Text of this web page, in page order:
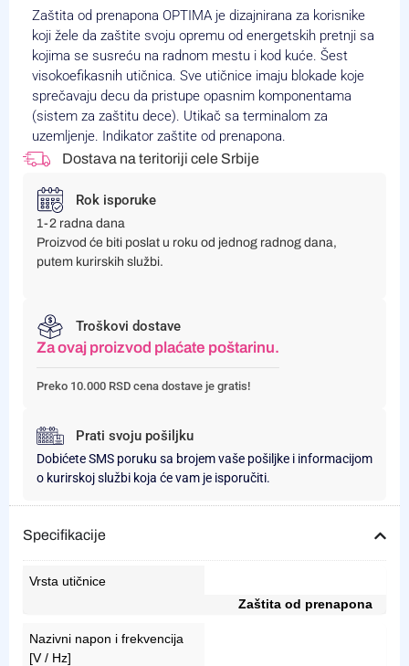
Zaštita od prenapona OPTIMA je dizajnirana za korisnike
koji žele da zaštite svoju opremu od energetskih pretnji sa
kojima se susreću na radnom mestu i kod kuće. Šest
visokoefikasnih utičnica. Sve utičnice imaju blokade koje
sprečavaju decu da pristupe opasnim komponentama
(sistem za zaštitu dece). Utikač sa terminalom za
uzemljenje. Indikator zaštite od prenapona.
Dostava na teritoriji cele Srbije
Rok isporuke
1-2 radna dana
Proizvod će biti poslat u roku od jednog radnog dana,
putem kurirskih službi.
Troškovi dostave
Za ovaj proizvod plaćate poštarinu.
Preko 10.000 RSD cena dostave je gratis!
Prati svoju pošiljku
Dobićete SMS poruku sa brojem vaše pošiljke i informacijom
o kurirskoj službi koja će vam je isporučiti.
Specifikacije
Vrsta utičnice
Zaštita od prenapona
Nazivni napon i frekvencija
[V / Hz]